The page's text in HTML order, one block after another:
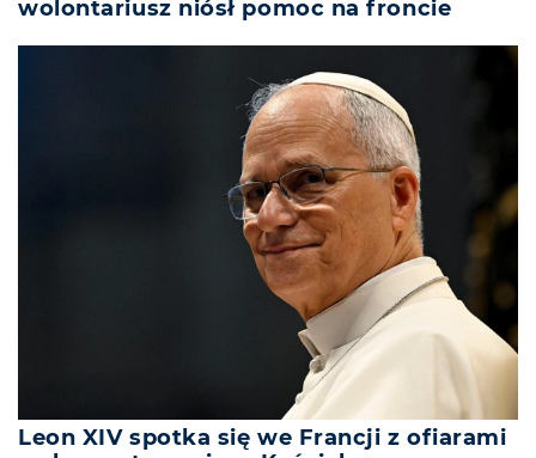
wolontariusz niósł pomoc na froncie
Leon XIV spotka się we Francji z ofiarami